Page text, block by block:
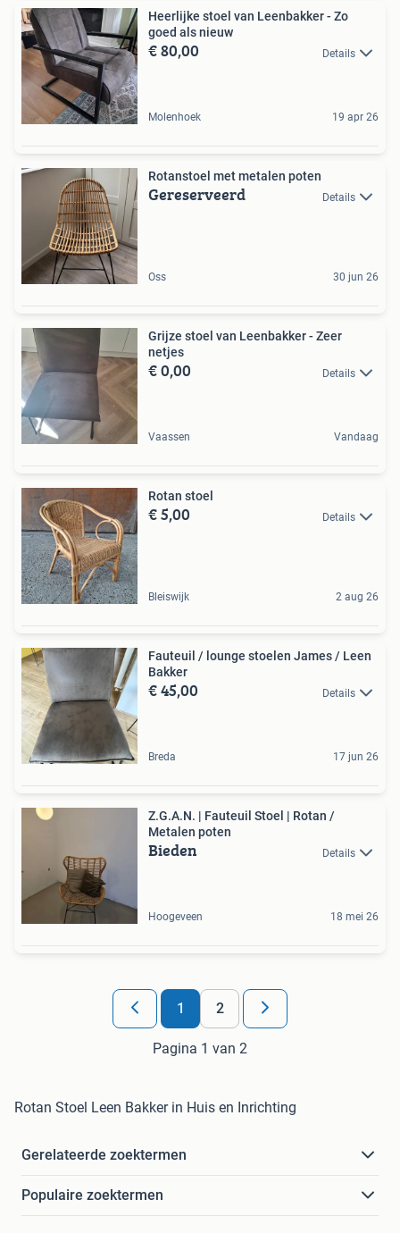
Heerlijke stoel van Leenbakker - Zo
goed als nieuw
€ 80,00 Details
Molenhoek 19 apr 26
Rotanstoel met metalen poten
Gereserveerd Details
Oss 30 jun 26
Grijze stoel van Leenbakker - Zeer
netjes
€ 0,00 Details
Vaassen Vandaag
Rotan stoel
€ 5,00 Details
Bleiswijk 2 aug 26
Fauteuil / lounge stoelen James / Leen
Bakker
€ 45,00 Details
Breda 17 jun 26
Z.G.A.N. | Fauteuil Stoel | Rotan /
Metalen poten
Bieden Details
Hoogeveen 18 mei 26
1 2
Pagina 1 van 2
Rotan Stoel Leen Bakker in Huis en Inrichting
Gerelateerde zoektermen
Populaire zoektermen